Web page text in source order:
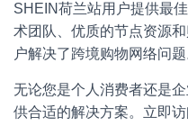
SHEIN荷兰站用户提供最
术团队、优质的节点资源
户解决了跨境购物网络问题
无论您是个人消费者还是
供合适的解决方案。立即访